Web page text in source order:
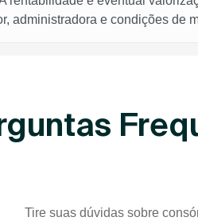
administradora e condições de
Tire suas dúvidas sobre